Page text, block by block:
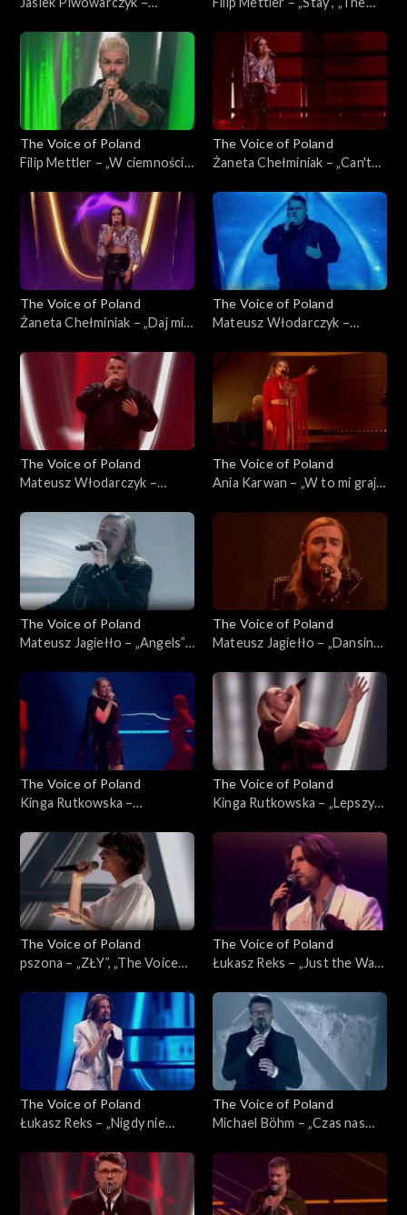
Poland”, Live 3, 22 listopada
2025
listopada 2025
The Voice of Poland
Filip Mettler – „W ciemności”,
22 listopada 2025
The Voice of Poland
Żaneta Chełminiak – „Can't
„The Voice of Poland”, Live 3,
22 listopada 2025
The Voice of Poland
Żaneta Chełminiak – „Daj mi
Poland”, Live 3, 22 listopada
2025
The Voice of Poland
Mateusz Włodarczyk –
„The Voice of Poland”, Live 3,
22 listopada 2025
The Voice of Poland
Mateusz Włodarczyk –
Poland”, Live 3, 22 listopada
The Voice of Poland
Ania Karwan – „W to mi graj”,
22 listopada 2025
The Voice of Poland
Mateusz Jagiełło – „Angels”,
22 listopada 2025
The Voice of Poland
Mateusz Jagiełło – „Dansing”,
22 listopada 2025
The Voice of Poland
Kinga Rutkowska –
Poland”, Live 3, 22 listopada
2025
The Voice of Poland
Kinga Rutkowska – „Lepszy
Live 3, 22 listopada 2025
The Voice of Poland
pszona – „ZŁY”, „The Voice
listopada 2025
The Voice of Poland
Łukasz Reks – „Just the Way
Poland”, Live 3, 22 listopada
2025
The Voice of Poland
Łukasz Reks – „Nigdy nie
Poland”, Live 3, 22 listopada
The Voice of Poland
Michael Böhm – „Czas nas
Poland”, Live 3, 22 listopada
2025